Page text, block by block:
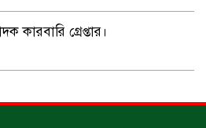
কারবারি গ্রেপ্তার।